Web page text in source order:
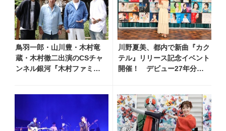
鳥羽一郎・山川豊・木村竜
蔵・木村徹二出演のCSチャ
ンネル銀河『木村ファミリ
川野夏美、都内で新曲『カク
テル』リリース記念イベント
開催！ デビュー27年分の